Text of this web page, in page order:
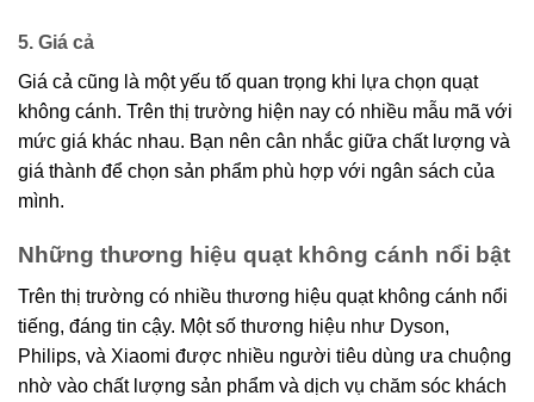
5. Giá cả
Giá cả cũng là một yếu tố quan trọng khi lựa chọn quạt
không cánh. Trên thị trường hiện nay có nhiều mẫu mã với
mức giá khác nhau. Bạn nên cân nhắc giữa chất lượng và
giá thành để chọn sản phẩm phù hợp với ngân sách của
mình.
Những thương hiệu quạt không cánh nổi bật
Trên thị trường có nhiều thương hiệu quạt không cánh nổi
tiếng, đáng tin cậy. Một số thương hiệu như Dyson,
Philips, và Xiaomi được nhiều người tiêu dùng ưa chuộng
nhờ vào chất lượng sản phẩm và dịch vụ chăm sóc khách